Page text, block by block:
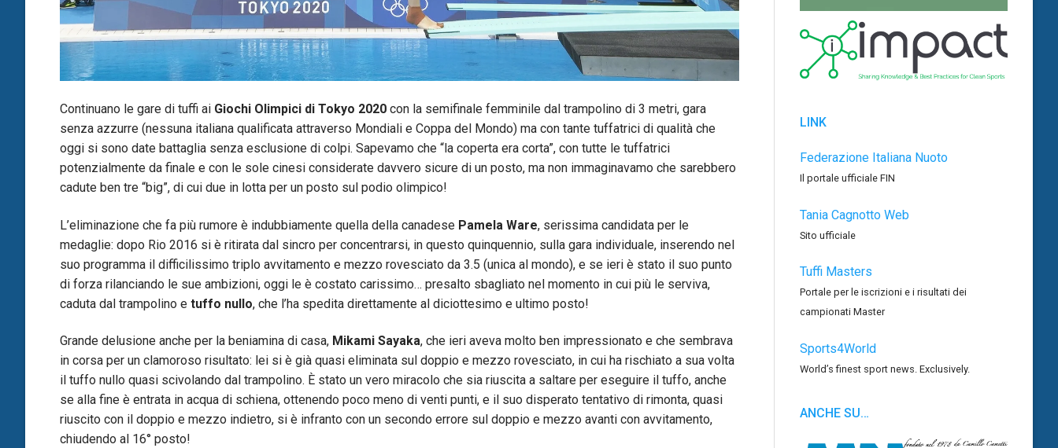
Continuano le gare di tuffi ai Giochi Olimpici di Tokyo 2020 con la semifinale femminile dal trampolino di 3 metri, gara
senza azzurre (nessuna italiana qualificata attraverso Mondiali e Coppa del Mondo) ma con tante tuffatrici di qualità che
oggi si sono date battaglia senza esclusione di colpi. Sapevamo che “la coperta era corta”, con tutte le tuffatrici
potenzialmente da finale e con le sole cinesi considerate davvero sicure di un posto, ma non immaginavamo che sarebbero
cadute ben tre “big”, di cui due in lotta per un posto sul podio olimpico!
L’eliminazione che fa più rumore è indubbiamente quella della canadese Pamela Ware, serissima candidata per le
medaglie: dopo Rio 2016 si è ritirata dal sincro per concentrarsi, in questo quinquennio, sulla gara individuale, inserendo nel
suo programma il difficilissimo triplo avvitamento e mezzo rovesciato da 3.5 (unica al mondo), e se ieri è stato il suo punto
di forza rilanciando le sue ambizioni, oggi le è costato carissimo… presalto sbagliato nel momento in cui più le serviva,
caduta dal trampolino e tuffo nullo, che l’ha spedita direttamente al diciottesimo e ultimo posto!
Grande delusione anche per la beniamina di casa, Mikami Sayaka, che ieri aveva molto ben impressionato e che sembrava
in corsa per un clamoroso risultato: lei si è già quasi eliminata sul doppio e mezzo rovesciato, in cui ha rischiato a sua volta
il tuffo nullo quasi scivolando dal trampolino. È stato un vero miracolo che sia riuscita a saltare per eseguire il tuffo, anche
se alla fine è entrata in acqua di schiena, ottenendo poco meno di venti punti, e il suo disperato tentativo di rimonta, quasi
riuscito con il doppio e mezzo indietro, si è infranto con un secondo errore sul doppio e mezzo avanti con avvitamento,
chiudendo al 16° posto!
LINK
Federazione Italiana Nuoto
Il portale ufficiale FIN
Tania Cagnotto Web
Sito ufficiale
Tuffi Masters
Portale per le iscrizioni e i risultati dei
campionati Master
Sports4World
World’s finest sport news. Exclusively.
ANCHE SU…